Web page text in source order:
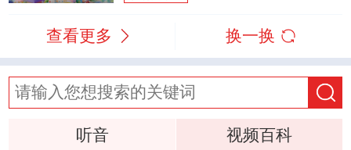
查看更多 换一换
听音
视频百科